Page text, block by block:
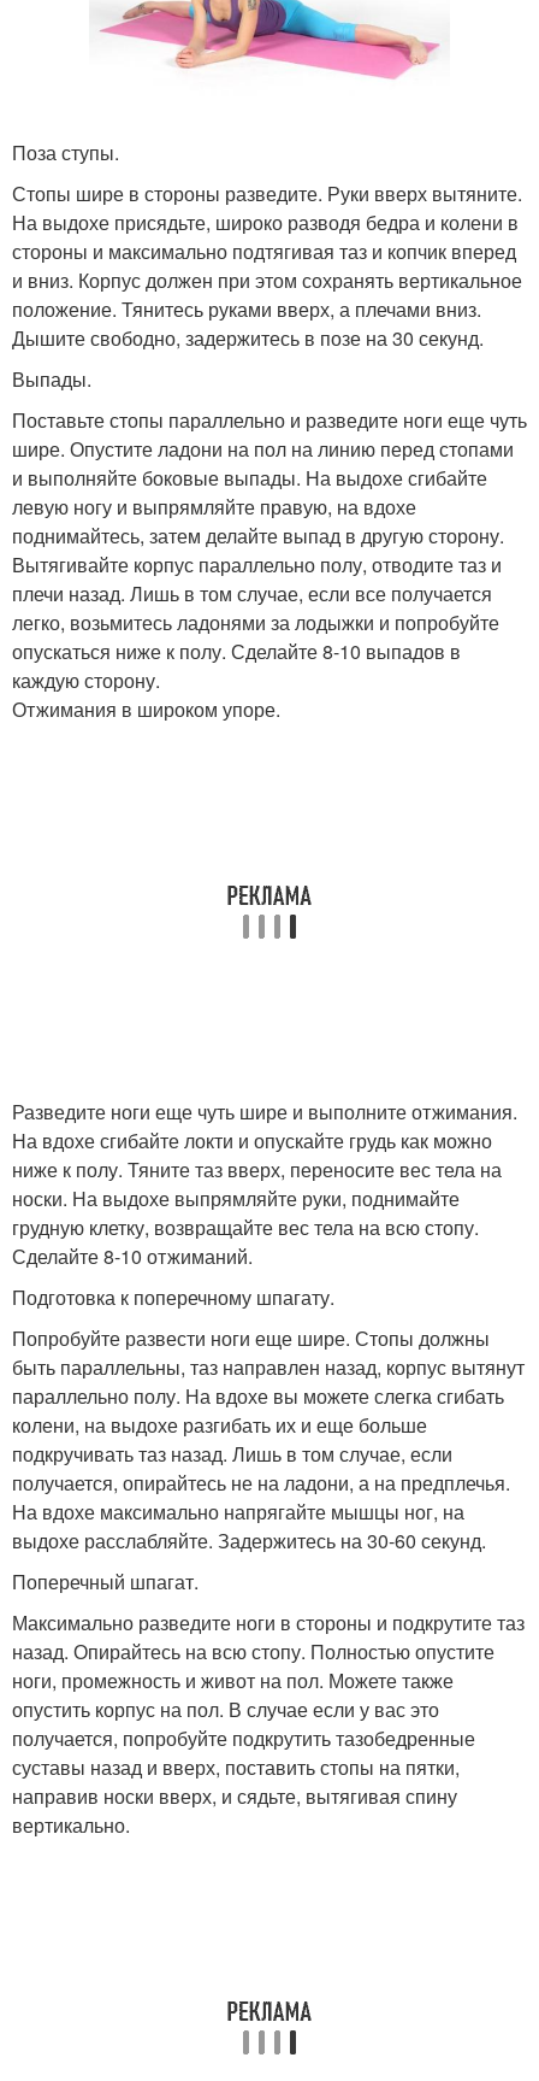
Поза ступы.
Стопы шире в стороны разведите. Руки вверх вытяните.
На выдохе присядьте, широко разводя бедра и колени в
стороны и максимально подтягивая таз и копчик вперед
и вниз. Корпус должен при этом сохранять вертикальное
положение. Тянитесь руками вверх, а плечами вниз.
Дышите свободно, задержитесь в позе на 30 секунд.
Выпады.
Поставьте стопы параллельно и разведите ноги еще чуть
шире. Опустите ладони на пол на линию перед стопами
и выполняйте боковые выпады. На выдохе сгибайте
левую ногу и выпрямляйте правую, на вдохе
поднимайтесь, затем делайте выпад в другую сторону.
Вытягивайте корпус параллельно полу, отводите таз и
плечи назад. Лишь в том случае, если все получается
легко, возьмитесь ладонями за лодыжки и попробуйте
опускаться ниже к полу. Сделайте 8-10 выпадов в
каждую сторону.
Отжимания в широком упоре.
Разведите ноги еще чуть шире и выполните отжимания.
На вдохе сгибайте локти и опускайте грудь как можно
ниже к полу. Тяните таз вверх, переносите вес тела на
носки. На выдохе выпрямляйте руки, поднимайте
грудную клетку, возвращайте вес тела на всю стопу.
Сделайте 8-10 отжиманий.
Подготовка к поперечному шпагату.
Попробуйте развести ноги еще шире. Стопы должны
быть параллельны, таз направлен назад, корпус вытянут
параллельно полу. На вдохе вы можете слегка сгибать
колени, на выдохе разгибать их и еще больше
подкручивать таз назад. Лишь в том случае, если
получается, опирайтесь не на ладони, а на предплечья.
На вдохе максимально напрягайте мышцы ног, на
выдохе расслабляйте. Задержитесь на 30-60 секунд.
Поперечный шпагат.
Максимально разведите ноги в стороны и подкрутите таз
назад. Опирайтесь на всю стопу. Полностью опустите
ноги, промежность и живот на пол. Можете также
опустить корпус на пол. В случае если у вас это
получается, попробуйте подкрутить тазобедренные
суставы назад и вверх, поставить стопы на пятки,
направив носки вверх, и сядьте, вытягивая спину
вертикально.